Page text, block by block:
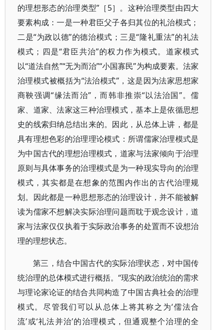
的理想形态的治理类型”［5］。这种治理类型由四大
要素构成：一是一种君臣父子各归其位的礼治模式；
二是“为政以德”的德治模式；三是“隆礼重法”的礼法
模式；四是“君臣共治”的权力作为模式。道家模式
以“道法自然”“无为而治”“小国寡民”为构成要素。法家
治理模式被概括为“法治模式”，这是因为法家思想家
商鞅强调“缘法而治”，而韩非推崇“以法治国”。儒
家、道家、法家这三种治理模式，基本上是依循思想
史的线索归纳总结出来的。因此，从总体上讲，都是
具有理想色彩的治理理论模式：所谓儒家治理模式是
为中国古代的理想治理模式，道家与法家倾向于治理
原则与具体事务的治理模式是为一种现实导向的治理
模式，其实都是在想象的范围内作出的古代治理规
划。因此都是一种思想形态的治理设计，并不能被解
读为儒家不想解决实际治理问题而耽于观念设计，道
家与法家仅仅执着于实际政治事务的处置而不设想治
理的理想状态。
第三，结合中国古代的实际治理状态，对中国传
统治理的总体模式进行概括。“现实的政治统治的需求
与理论家论证的结合共同构造了中国古典社会的治理
模式。尽管我们可以从总体上将其称之为‘儒法合
流’或‘礼法并治’的治理模式，但通观整个治理的全